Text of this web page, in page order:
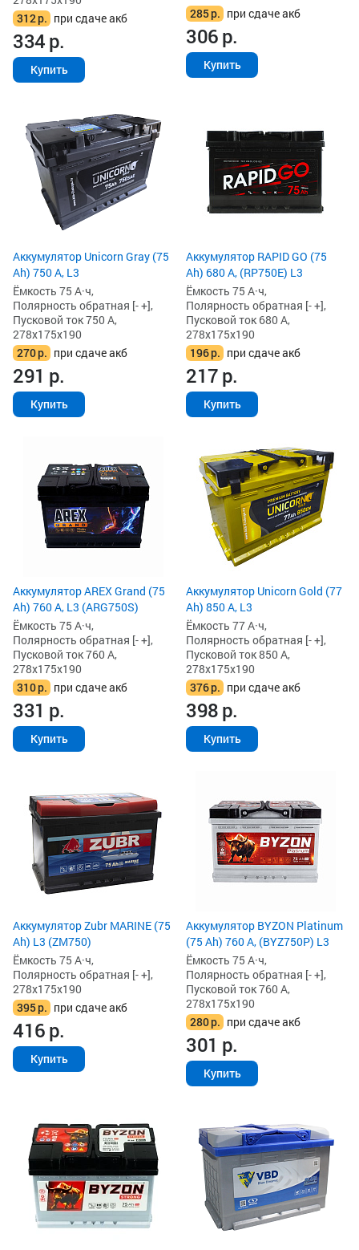
312р. при сдаче акб
334р.
Купить
285р. при сдаче акб
306р.
Купить
Аккумулятор Unicorn Gray (75
Ah) 750 А, L3
Ёмкость 75 А·ч,
Полярность обратная [- +],
Пусковой ток 750 А,
278x175x190
270р. при сдаче акб
291 р.
Купить
Аккумулятор RAPID GO (75
Ah) 680 А, (RP750E) L3
Ёмкость 75 А·ч,
Полярность обратная [- +],
Пусковой ток 680 А,
278x175x190
196р. при сдаче акб
217р.
Купить
Аккумулятор AREX Grand (75
Ah) 760 А, L3 (ARG750S)
Ёмкость 75 А·ч,
Полярность обратная [- +],
Пусковой ток 760 А,
278x175x190
310р. при сдаче акб
331 р.
Купить
Аккумулятор Unicorn Gold (77
Ah) 850 А, L3
Ёмкость 77 А·ч,
Полярность обратная [- +],
Пусковой ток 850 А,
278x175x190
376р. при сдаче акб
398р.
Купить
Аккумулятор Zubr MARINE (75
Ah) L3 (ZM750)
Ёмкость 75 А·ч,
Полярность обратная [- +],
278x175x190
395р. при сдаче акб
416р.
Купить
Аккумулятор BYZON Platinum
(75 Ah) 760 А, (BYZ750P) L3
Ёмкость 75 А·ч,
Полярность обратная [- +],
Пусковой ток 760 А,
278x175x190
280р. при сдаче акб
301 р.
Купить